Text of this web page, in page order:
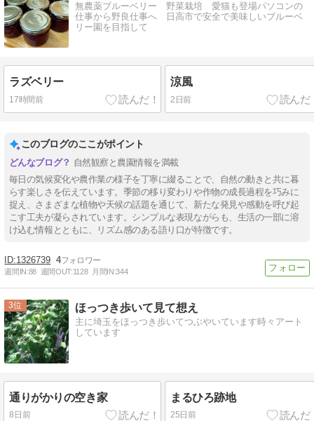
無農薬ブルーベリー 野菜栽培 愛猫も登場パソコンの
仕事から野良仕事へ 日高市で安全で美味しいブルーベ
リー園を目指して
ラズベリー
17時間前
涼風
2日前
このブログのここがポイント
自然観察と農園情報を満載
毎日の気候変化や農作業の様子を丁寧に綴ることで、自然の動きと共に暮
らす楽しさを伝えています。季節の移り変わりや作物の成長過程を巧みに
捉え、さまざまな植物や天候の話題を通じて、新たな発見や感動を呼び起
こす工夫が凝らされています。シンプルな表現ながらも、生活の一部に溶
け込む情報とともに、リズム感のある語り口が特徴です。
1326739 4
週間IN:88 週間OUT:1128 月間IN:344
3 ほっつき歩いて見て想え
主に埼玉をほっつき歩いてつぶやいています時々アート
しています
通りがかりの空き家
8日前
まるひろ跡地
25日前